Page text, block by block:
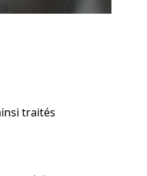
traités